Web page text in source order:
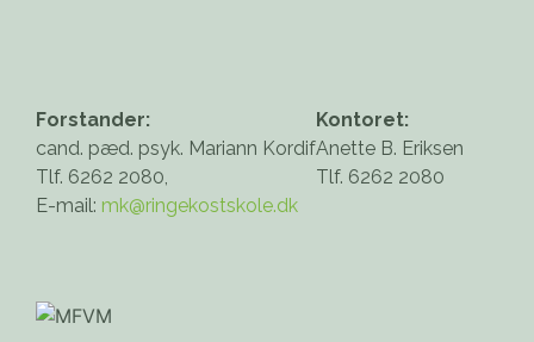
Forstander:
cand. pæd. psyk. Mariann Kordif
Tlf. 6262 2080,
E-mail: mk@ringekostskole.dk
Kontoret:
Anette B. Eriksen
Tlf. 6262 2080